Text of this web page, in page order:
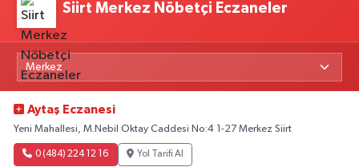
Siirt Merkez Nöbetçi Eczaneler
Aytaş Eczanesi
Yeni Mahallesi, M.Nebil Oktay Caddesi No:4 1-27 Merkez Siirt
0 (484) 224 12 16 Yol Tarifi Al